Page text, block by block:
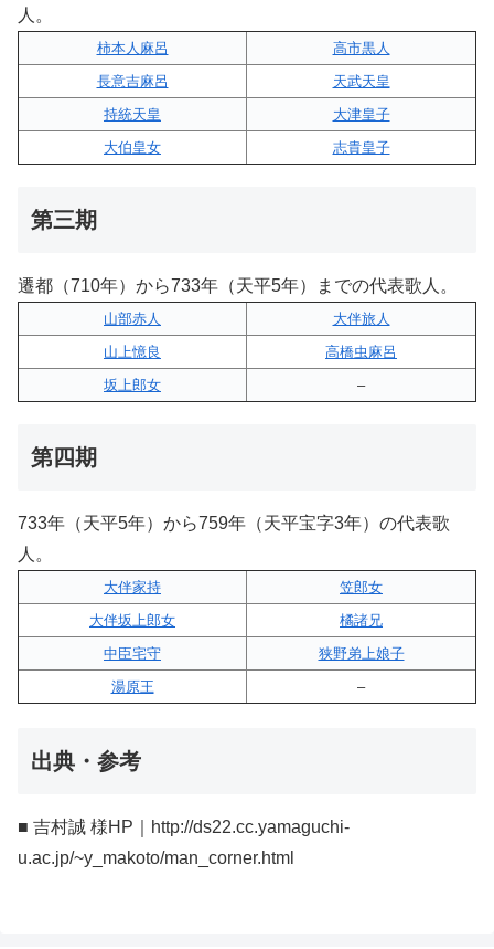
人。
柿本人麻呂
高市黒人
長意吉麻呂
天武天皇
持統天皇
大津皇子
大伯皇女
志貴皇子
第三期
遷都（710年）から733年（天平5年）までの代表歌人。
山部赤人
大伴旅人
山上憶良
高橋虫麻呂
坂上郎女
–
第四期
733年（天平5年）から759年（天平宝字3年）の代表歌
人。
大伴家持
笠郎女
大伴坂上郎女
橘諸兄
中臣宅守
狭野弟上娘子
湯原王
–
出典・参考
■ 吉村誠 様HP｜http://ds22.cc.yamaguchi-
u.ac.jp/~y_makoto/man_corner.html